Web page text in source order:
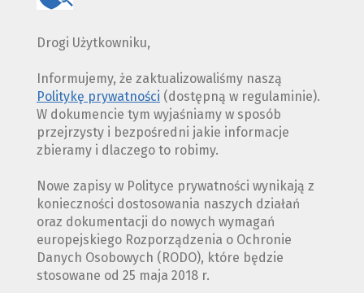
Drogi Użytkowniku,
Informujemy, że zaktualizowaliśmy naszą
Politykę prywatności (dostępną w regulaminie).
W dokumencie tym wyjaśniamy w sposób
przejrzysty i bezpośredni jakie informacje
zbieramy i dlaczego to robimy.
Nowe zapisy w Polityce prywatności wynikają z
konieczności dostosowania naszych działań
oraz dokumentacji do nowych wymagań
europejskiego Rozporządzenia o Ochronie
Danych Osobowych (RODO), które będzie
stosowane od 25 maja 2018 r.